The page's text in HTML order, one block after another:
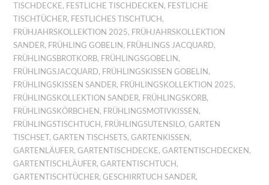
TISCHDECKE, FESTLICHE TISCHDECKEN , FESTLICHE
TISCHTÜCHER, FESTLICHES TISCHTUCH ,
FRÜHJAHRSKOLLEKTION 2025, FRÜHJAHRSKOLLEKTION
SANDER, FRÜHLING GOBELIN , FRÜHLINGS JACQUARD,
FRÜHLINGSBROTKORB, FRÜHLINGSGOBELIN ,
FRÜHLINGSJACQUARD, FRÜHLINGSKISSEN GOBELIN ,
FRÜHLINGSKISSEN SANDER, FRÜHLINGSKOLLEKTION 2025,
FRÜHLINGSKOLLEKTION SANDER, FRÜHLINGSKORB,
FRÜHLINGSKÖRBCHEN , FRÜHLINGSMOTIVKISSEN ,
FRÜHLINGSTISCHTUCH , FRÜHLINGSUTENSILO,GARTEN
TISCHSET,GARTEN TISCHSETS,GARTENKISSEN ,
GARTENLÄUFER,GARTENTISCHDECKE,GARTENTISCHDECKEN ,
GARTENTISCHLÄUFER,GARTENTISCHTUCH ,
GARTENTISCHTÜCHER,GESCHIRRTUCH SANDER,